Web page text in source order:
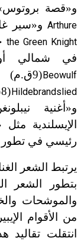
و«قصة
Arthureو«سير
the Green Knight
في شمالي
Beowulf
(
9ق.م)
Hildebrandslied
(8
و«أغنية نيبلو
الإيسلندية
رئيسي في تطور
يرتبط الشعر
بتطور الشعر
والموشحات
من الأقوام
انتقلت